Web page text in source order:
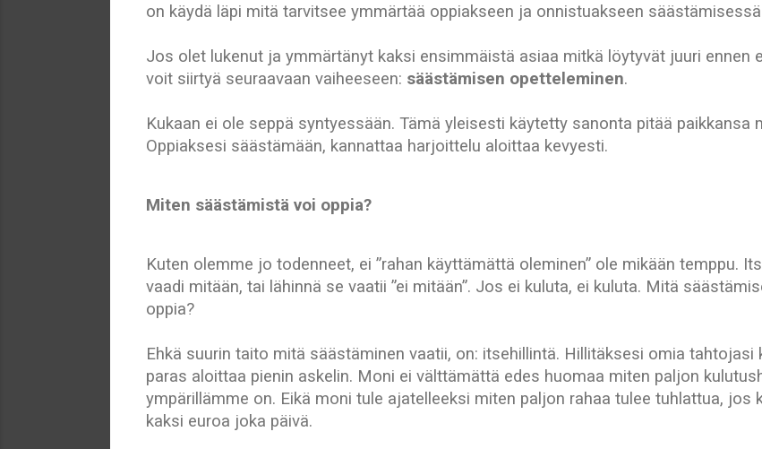
on käydä läpi mitä tarvitsee ymmärtää oppiakseen ja onnistuakseen
Jos olet lukenut ja ymmärtänyt kaksi ensimmäistä asiaa mitkä löytyvät juuri ennen
voit siirtyä seuraavaan vaiheeseen: säästämisen opetteleminen.
Kukaan ei ole seppä syntyessään. Tämä yleisesti käytetty sanonta pitää paikkansa
Oppiaksesi säästämään, kannattaa harjoittelu aloittaa kevyesti.
Miten säästämistä voi oppia?
Kuten olemme jo todenneet, ei ”rahan käyttämättä oleminen” ole mikään temppu.
vaadi mitään, tai lähinnä se vaatii ”ei mitään”. Jos ei kuluta, ei kuluta. Mitä
oppia?
Ehkä suurin taito mitä säästäminen vaatii, on: itsehillintä. Hillitäksesi omia tahtojasi
paras aloittaa pienin askelin. Moni ei välttämättä edes huomaa miten paljon
ympärillämme on. Eikä moni tule ajatelleeksi miten paljon rahaa tulee tuhlattua, jos
kaksi euroa joka päivä.